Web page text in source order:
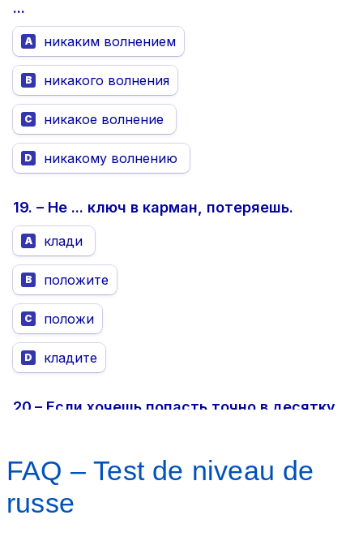
FAQ – Test de niveau de
russe